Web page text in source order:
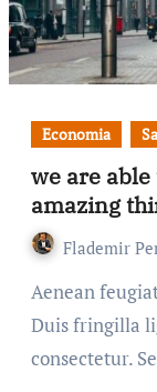
Economia
we are
amazing
Flademir
Aenean feugiat purus vitae sollicitudin laoreet.
Duis fringilla
consectetur.